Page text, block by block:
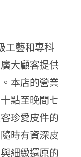
工藝和專科
大顧客提供
本店的營業
點至晚間七
珍愛皮件的
時有資深皮
細緻還原的